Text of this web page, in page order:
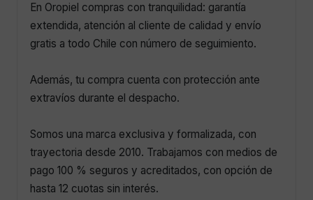
En Oropiel compras con tranquilidad: garantía
extendida, atención al cliente de calidad y envío
gratis a todo Chile con número de seguimiento.
Además, tu compra cuenta con protección ante
extravíos durante el despacho.
Somos una marca exclusiva y formalizada, con
trayectoria desde 2010. Trabajamos con medios de
pago 100 % seguros y acreditados, con opción de
hasta 12 cuotas sin interés.